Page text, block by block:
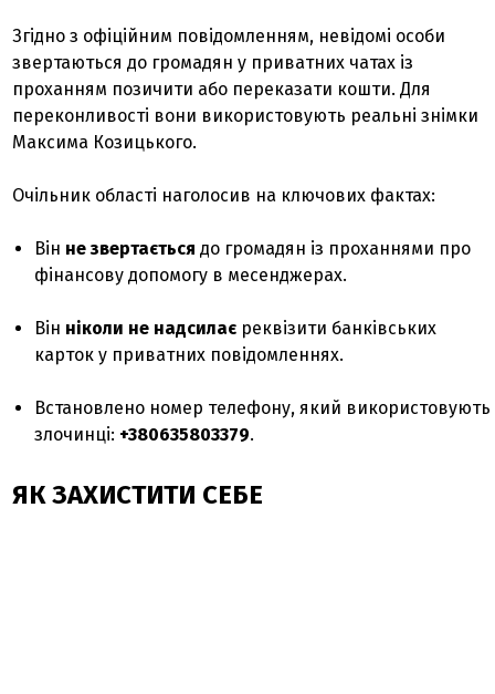
Згідно з офіційним повідомленням, невідомі особи
звертаються до громадян у приватних чатах із
проханням позичити або переказати кошти. Для
переконливості вони використовують реальні знімки
Максима Козицького.
Очільник області наголосив на ключових фактах:
Він не звертається до громадян із проханнями про
фінансову допомогу в месенджерах.
Він ніколи не надсилає реквізити банківських
карток у приватних повідомленнях.
Встановлено номер телефону, який використовують
злочинці: +380635803379.
ЯК ЗАХИСТИТИ СЕБЕ